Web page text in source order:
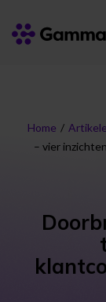
Over ons
Explore >
Home /
– vier